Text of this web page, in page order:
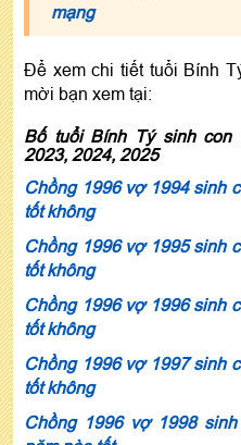
mạng
Để xem chi tiết tuổi Bính
mời bạn xem tại:
Bố tuổi Bính Tý sinh con
2023, 2024, 2025
Chồng 1996 vợ 1994 sinh
tốt không
Chồng 1996 vợ 1995 sinh
tốt không
Chồng 1996 vợ 1996 sinh
tốt không
Chồng 1996 vợ 1997 sinh
tốt không
Chồng 1996 vợ 1998